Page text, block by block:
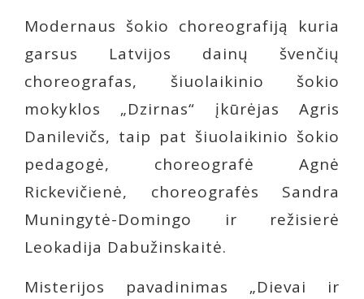
Modernaus šokio choreografiją kuria
garsus Latvijos dainų švenčių
choreografas, šiuolaikinio šokio
mokyklos „Dzirnas“ įkūrėjas Agris
Danilevičs, taip pat šiuolaikinio šokio
pedagogė, choreografė Agnė
Rickevičienė, choreografės Sandra
Muningytė-Domingo ir režisierė
Leokadija Dabužinskaitė.
Misterijos pavadinimas „Dievai ir